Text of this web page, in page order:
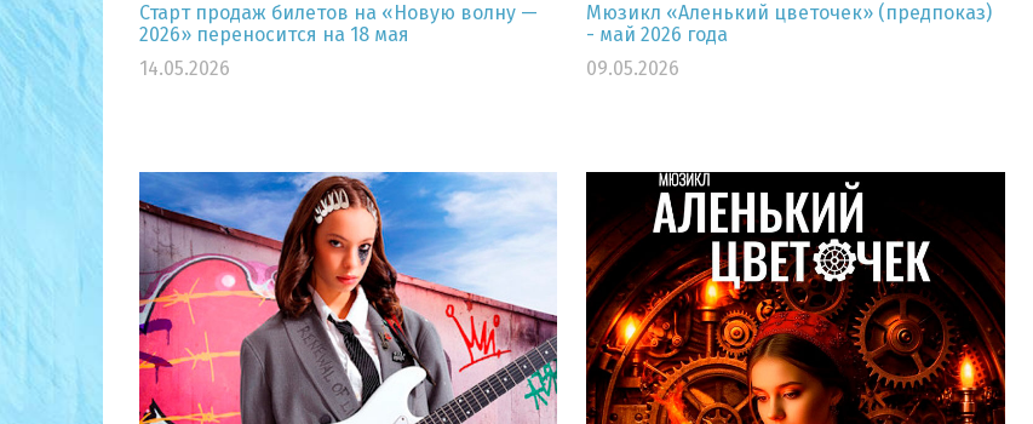
Старт продаж билетов на «Новую волну —
2026» переносится на 18 мая
14.05.2026
Мюзикл «Аленький цветочек» (предпоказ)
- май 2026 года
09.05.2026